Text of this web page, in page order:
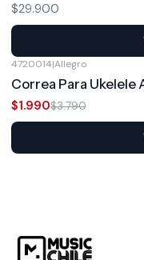
$29.900
4720014|Allegro
Correa Para Ukelele
$1.990$3.790